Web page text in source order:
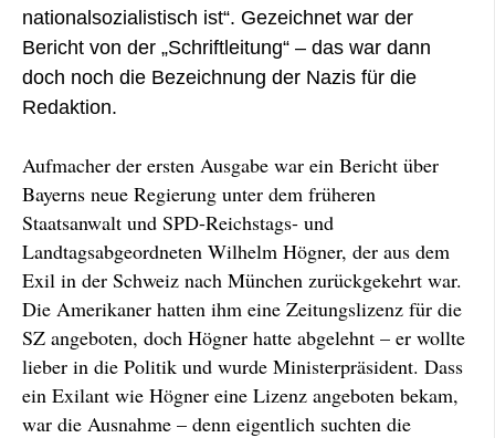
nationalsozialistisch ist“. Gezeichnet war der
Bericht von der „Schriftleitung“ – das war dann
doch noch die Bezeichnung der Nazis für die
Redaktion.
Aufmacher der ersten Ausgabe war ein Bericht über
Bayerns neue Regierung unter dem früheren
Staatsanwalt und SPD-Reichstags- und
Landtagsabgeordneten Wilhelm Högner, der aus dem
Exil in der Schweiz nach München zurückgekehrt war.
Die Amerikaner hatten ihm eine Zeitungslizenz für die
SZ angeboten, doch Högner hatte abgelehnt – er wollte
lieber in die Politik und wurde Ministerpräsident. Dass
ein Exilant wie Högner eine Lizenz angeboten bekam,
war die Ausnahme – denn eigentlich suchten die